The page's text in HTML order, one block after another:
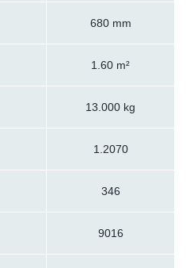
680 mm
1.60 m²
13.000 kg
1.2070
346
9016